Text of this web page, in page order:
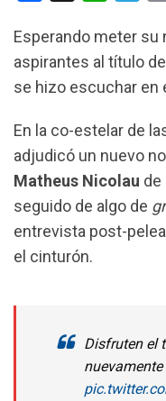
c
e
b
o
k
a
t
s
p
p
l
e
g
a
m
Esperando meter su
aspirantes al título
se hizo escuchar en
En la co-estelar de
adjudicó un nuevo
Matheus Nicolau de
seguido de algo de
entrevista post-
el cinturón.
Disfruten el
nuevamente